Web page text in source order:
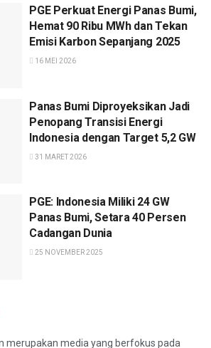
PGE Perkuat Energi Panas Bumi,
Hemat 90 Ribu MWh dan Tekan
Emisi Karbon Sepanjang 2025
16 MEI 2026
Panas Bumi Diproyeksikan Jadi
Penopang Transisi Energi
Indonesia dengan Target 5,2 GW
31 MARET 2026
PGE: Indonesia Miliki 24 GW
Panas Bumi, Setara 40 Persen
Cadangan Dunia
25 NOVEMBER 2025
merupakan media yang berfokus pada